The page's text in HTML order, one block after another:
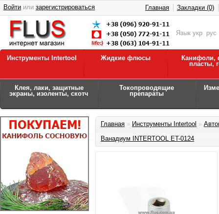
Язык укр рус
Войти или зарегистрироваться Главная Закладки (0)
Инструменты Intertool Жидкие флюсы
Канифоли,
пласты,
Клея, лаки, защитные
экраны, изоленты, скотч
Токопроводящие
препараты
Главная » Инструменты Intertool »
Ванадиум INTERTOOL ET-0124